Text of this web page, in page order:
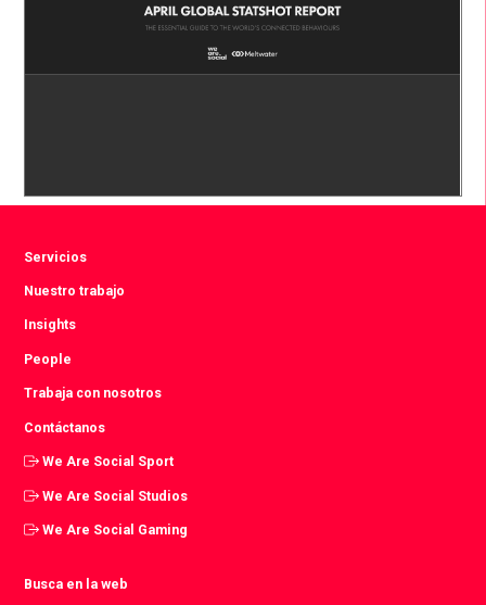
Servicios
Nuestro trabajo
Insights
People
Trabaja con nosotros
Contáctanos
We Are Social Sport
We Are Social Studios
We Are Social Gaming
Busca en la web